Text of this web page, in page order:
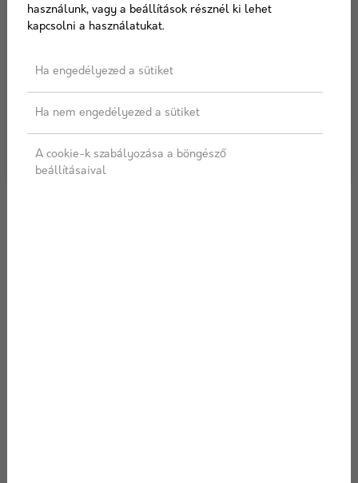
használunk, vagy a beállítások résznél ki lehet
kapcsolni a használatukat.
Ha engedélyezed a sütiket
Ha nem engedélyezed a sütiket
A cookie-k szabályozása a böngésző
beállításaival